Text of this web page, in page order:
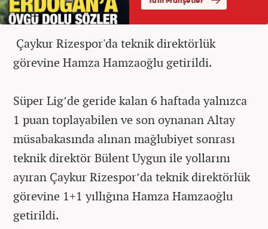
Çaykur Rizespor'da teknik direktörlük
görevine Hamza Hamzaoğlu getirildi.
Süper Lig’de geride kalan 6 haftada yalnızca
1 puan toplayabilen ve son oynanan Altay
müsabakasında alınan mağlubiyet sonrası
teknik direktör Bülent Uygun ile yollarını
ayıran Çaykur Rizespor’da teknik direktörlük
görevine 1+1 yıllığına Hamza Hamzaoğlu
getirildi.